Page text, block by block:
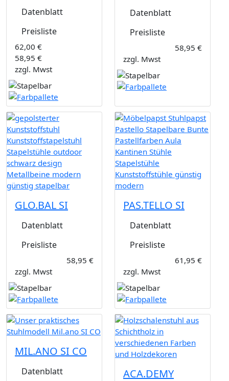
Datenblatt
Preisliste
62,00 €
58,95 €
zzgl. Mwst
Datenblatt
Preisliste
58,95 €
zzgl. Mwst
GLO.BAL SI
Datenblatt
Preisliste
58,95 €
zzgl. Mwst
PAS.TELLO SI
Datenblatt
Preisliste
61,95 €
zzgl. Mwst
MIL.ANO SI CO
Datenblatt
ACA.DEMY